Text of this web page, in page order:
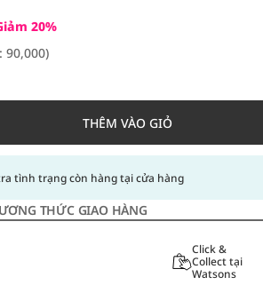
20%
90,000)
THÊM VÀO GIỎ
tình trạng còn hàng tại cửa hàng
THỨC GIAO HÀNG
Click &
Collect tại
Watsons